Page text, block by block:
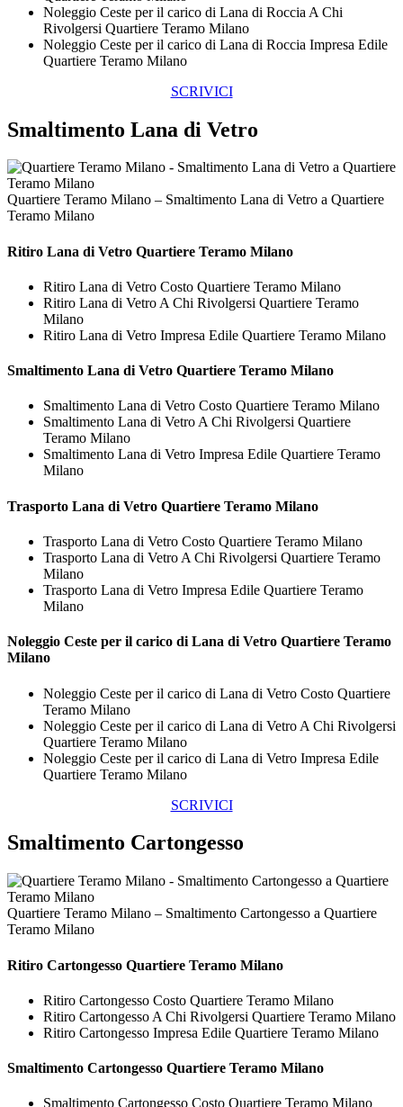
Noleggio Ceste per il carico di Lana di Roccia A Chi
Rivolgersi Quartiere Teramo Milano
Noleggio Ceste per il carico di Lana di Roccia Impresa Edile
Quartiere Teramo Milano
SCRIVICI
Smaltimento Lana di Vetro
Quartiere Teramo Milano – Smaltimento Lana di Vetro a Quartiere
Teramo Milano
Ritiro Lana di Vetro Quartiere Teramo Milano
Ritiro Lana di Vetro Costo Quartiere Teramo Milano
Ritiro Lana di Vetro A Chi Rivolgersi Quartiere Teramo
Milano
Ritiro Lana di Vetro Impresa Edile Quartiere Teramo Milano
Smaltimento Lana di Vetro Quartiere Teramo Milano
Smaltimento Lana di Vetro Costo Quartiere Teramo Milano
Smaltimento Lana di Vetro A Chi Rivolgersi Quartiere
Teramo Milano
Smaltimento Lana di Vetro Impresa Edile Quartiere Teramo
Milano
Trasporto Lana di Vetro Quartiere Teramo Milano
Trasporto Lana di Vetro Costo Quartiere Teramo Milano
Trasporto Lana di Vetro A Chi Rivolgersi Quartiere Teramo
Milano
Trasporto Lana di Vetro Impresa Edile Quartiere Teramo
Milano
Noleggio Ceste per il carico di Lana di Vetro Quartiere Teramo
Milano
Noleggio Ceste per il carico di Lana di Vetro Costo Quartiere
Teramo Milano
Noleggio Ceste per il carico di Lana di Vetro A Chi Rivolgersi
Quartiere Teramo Milano
Noleggio Ceste per il carico di Lana di Vetro Impresa Edile
Quartiere Teramo Milano
SCRIVICI
Smaltimento Cartongesso
Quartiere Teramo Milano – Smaltimento Cartongesso a Quartiere
Teramo Milano
Ritiro Cartongesso Quartiere Teramo Milano
Ritiro Cartongesso Costo Quartiere Teramo Milano
Ritiro Cartongesso A Chi Rivolgersi Quartiere Teramo Milano
Ritiro Cartongesso Impresa Edile Quartiere Teramo Milano
Smaltimento Cartongesso Quartiere Teramo Milano
Smaltimento Cartongesso Costo Quartiere Teramo Milano